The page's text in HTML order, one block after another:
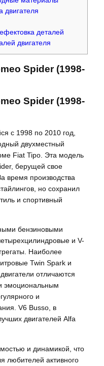
двигателя
деталей
двигателя
Spider (1998-
Spider (1998-
с 1998 по 2010 год,
двухместный
Fiat Tipo. Эта модель
берущей свое
время производства
но сохранил
и спортивный
бензиновыми
и V-
Наиболее
Twin Spark и
отличаются
эмоциональным
и
V6 Busso, в
двигателей Alfa
и динамикой, что
любителей активного